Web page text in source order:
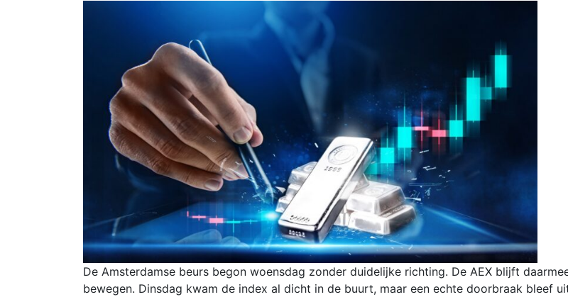
De Amsterdamse beurs begon woensdag zonder duidelijke richting. De AEX blijft
bewegen. Dinsdag kwam de index al dicht in de buurt, maar een echte doorbraak bleef